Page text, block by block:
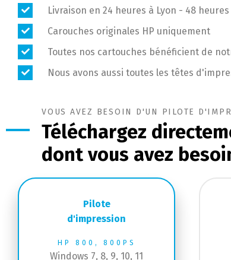
Livraison en 24 heures à Lyon - 48
Carouches originales HP uniquement
Toutes nos cartouches bénéficient de
Nous avons aussi toutes les têtes
VOUS AVEZ BESOIN D'UN PILOTE
Téléchargez
dont vous avez
Pilote
d'impression
HP 800, 800PS
Windows 7, 8, 9, 10, 11